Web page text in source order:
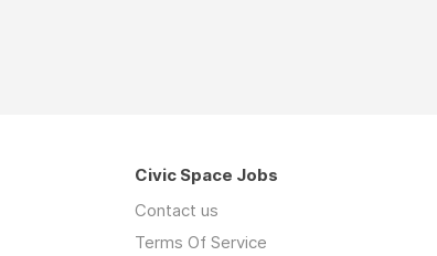
Civic Space Jobs
Contact us
Terms Of Service